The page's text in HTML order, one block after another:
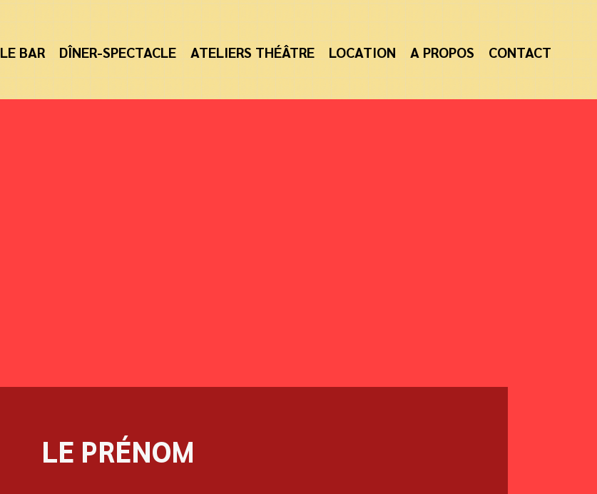
LE BAR DÎNER-SPECTACLE ATELIERS THÉÂTRE LOCATION A PROPOS CONTACT
LE PRÉNOM